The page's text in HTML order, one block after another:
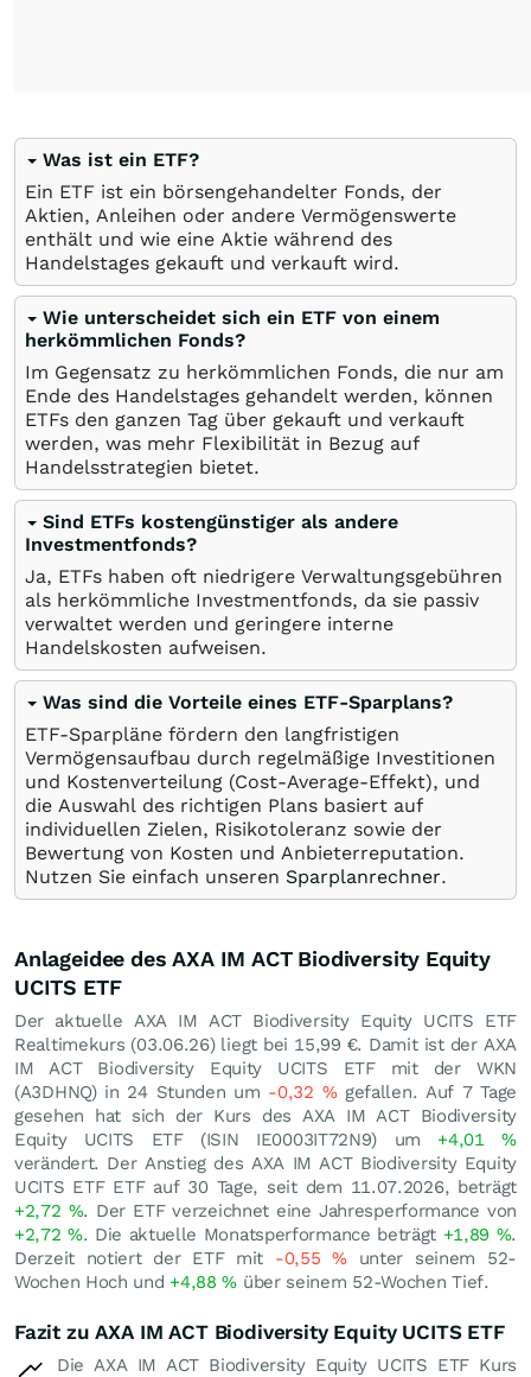
Was ist ein ETF?
Ein ETF ist ein börsengehandelter Fonds, der
Aktien, Anleihen oder andere Vermögenswerte
enthält und wie eine Aktie während des
Handelstages gekauft und verkauft wird.
Wie unterscheidet sich ein ETF von einem
herkömmlichen Fonds?
Im Gegensatz zu herkömmlichen Fonds, die nur am
Ende des Handelstages gehandelt werden, können
ETFs den ganzen Tag über gekauft und verkauft
werden, was mehr Flexibilität in Bezug auf
Handelsstrategien bietet.
Sind ETFs kostengünstiger als andere
Investmentfonds?
Ja, ETFs haben oft niedrigere Verwaltungsgebühren
als herkömmliche Investmentfonds, da sie passiv
verwaltet werden und geringere interne
Handelskosten aufweisen.
Was sind die Vorteile eines ETF-Sparplans?
ETF-Sparpläne fördern den langfristigen
Vermögensaufbau durch regelmäßige Investitionen
und Kostenverteilung (Cost-Average-Effekt), und
die Auswahl des richtigen Plans basiert auf
individuellen Zielen, Risikotoleranz sowie der
Bewertung von Kosten und Anbieterreputation.
Nutzen Sie einfach unseren Sparplanrechner.
Anlageidee des AXA IM ACT Biodiversity Equity
UCITS ETF
Der aktuelle AXA IM ACT Biodiversity Equity UCITS ETF
Realtimekurs (03.06.26) liegt bei 15,99 €. Damit ist der AXA
IM ACT Biodiversity Equity UCITS ETF mit der WKN
(A3DHNQ) in 24 Stunden um -0,32 %gefallen. Auf 7 Tage
gesehen hat sich der Kurs des AXA IM ACT Biodiversity
Equity UCITS ETF (ISIN IE0003IT72N9) um +4,01%
verändert. Der Anstieg des AXA IM ACT Biodiversity Equity
UCITS ETF ETF auf 30 Tage, seit dem 11.07.2026, beträgt
+2,72 %. Der ETF verzeichnet eine Jahresperformance von
+2,72%. Die aktuelle Monatsperformance beträgt +1,89 %.
Derzeit notiert der ETF mit -0,55%unter seinem 52-
Wochen Hoch und +4,88% über seinem 52-Wochen Tief.
Fazit zu AXA IM ACT Biodiversity Equity UCITS ETF
Die AXA IM ACT Biodiversity Equity UCITS ETF Kurs